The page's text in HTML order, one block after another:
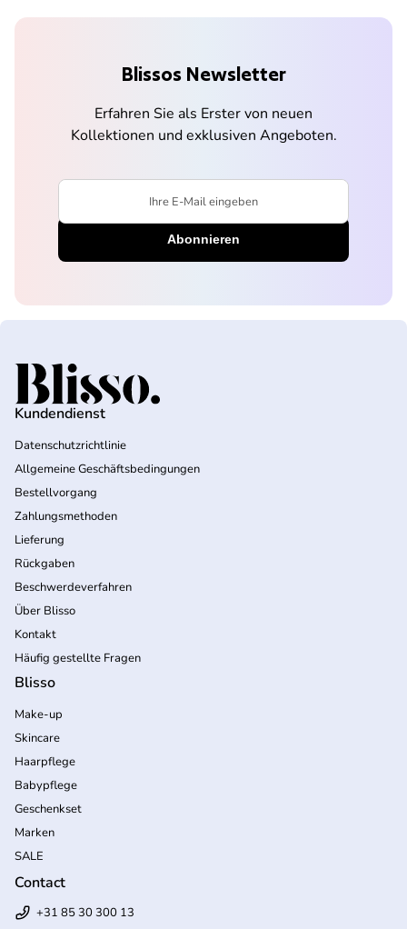
Blissos Newsletter
Erfahren Sie als Erster von neuen
Kollektionen und exklusiven Angeboten.
Ihre E-Mail eingeben
Startseite
Kundendienst
Datenschutzrichtlinie
Allgemeine Geschäftsbedingungen
Bestellvorgang
Zahlungsmethoden
Lieferung
Rückgaben
Beschwerdeverfahren
Über Blisso
Kontakt
Häufig gestellte Fragen
Blisso
Make-up
Skincare
Haarpflege
Babypflege
Geschenkset
Marken
SALE
Contact
+31 85 30 300 13